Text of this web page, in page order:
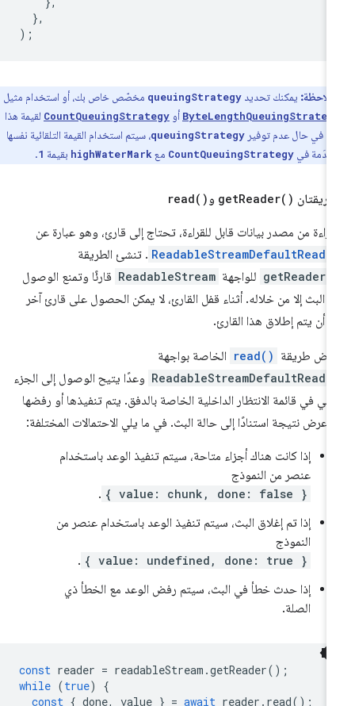
ملاحظة:يمكنك تحديدqueuingStrategyمخصّص خاص بك، أو استخدام مثيل
أوCountQueuingStrategyلقيمة هذا
في حال عدم توفيرqueuingStrategy، سيتم استخدام القيمة التلقائية نفسها
فيCountQueuingStrategyمعhighWaterMarkبقيمة1
.
getReader() و read()
من مصدر بيانات قابل للقراءة، تحتاج إلى قارئ، وهو عبارة عن
. تنشئ الطريقة
للواجهة ReadableStream قارئًا وتمنع الوصول
البث إلا من خلاله. أثناء قفل القارئ، لا يمكن الحصول على قارئ آخر
أن يتم إطلاق هذا القارئ.
طريقة read() الخاصة بواجهة
وعدًا يتيح الوصول إلى الجزء
في قائمة الانتظار الداخلية الخاصة بالدفق. يتم تنفيذها أو رفضها
عرض نتيجة استنادًا إلى حالة البث. في ما يلي الاحتمالات المختلفة:
إذا كانت هناك أجزاء متاحة، سيتم تنفيذ الوعد باستخدام
عنصر من النموذج
{ value: chunk, done: false }
.
إذا تم إغلاق البث، سيتم تنفيذ الوعد باستخدام عنصر من
النموذج
{ value: undefined, done: true }
.
إذا حدث خطأ في البث، سيتم رفض الوعد مع الخطأ ذي
الصلة.
const reader = readableStream.getReader
while (true
const
{ done, value = await reader.read